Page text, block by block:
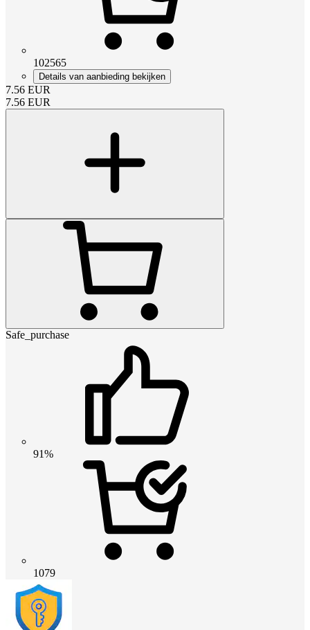
102565
Details van aanbieding bekijken
7.56 EUR
7.56 EUR
Safe_purchase
91%
1079